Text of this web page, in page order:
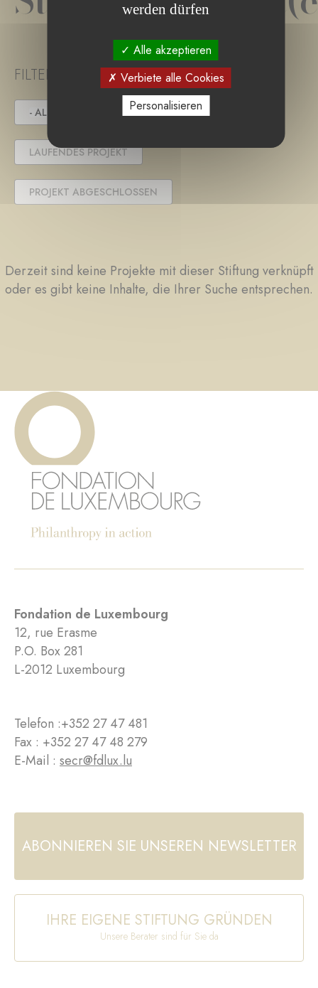
FILTER PROJECT STATUS
- ALLE - IN DER AUSSCHREIBUNG
LAUFENDES PROJEKT
PROJEKT ABGESCHLOSSEN
Derzeit sind keine Projekte mit dieser Stiftung verknüpft
oder es gibt keine Inhalte, die Ihrer Suche entsprechen.
Fondation de Luxembourg
12, rue Erasme
P.O. Box 281
L-2012 Luxembourg
Telefon :+352 27 47 481
Fax : +352 27 47 48 279
E-Mail : secr@fdlux.lu
ABONNIEREN SIE UNSEREN NEWSLETTER
IHRE EIGENE STIFTUNG GRÜNDEN
Unsere Berater sind für Sie da
werden dürfen
Alle akzeptieren
Verbiete alle Cookies
Personalisieren